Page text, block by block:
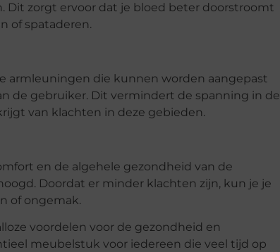
Dit zorgt ervoor dat je bloed beter doorstroomt
of spataderen.
armleuningen die kunnen worden aangepast
de gebruiker. Dit vermindert de spanning in de
van klachten in deze gebieden.
en de algehele gezondheid van de
Doordat er minder klachten zijn, kun je je
of ongemak.
voordelen voor de gezondheid en
meubelstuk voor iedereen die veel tijd op